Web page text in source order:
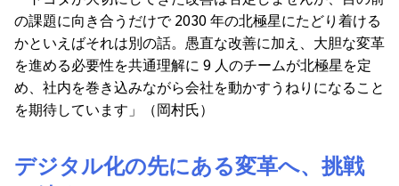
の課題に向き合うだけで 2030 年の北極星にたどり着ける
かといえばそれは別の話。愚直な改善に加え、大胆な変革
を進める必要性を共通理解に 9 人のチームが北極星を定
め、社内を巻き込みながら会社を動かすうねりになること
を期待しています」（岡村氏）
デジタル化の先にある変革へ、挑戦